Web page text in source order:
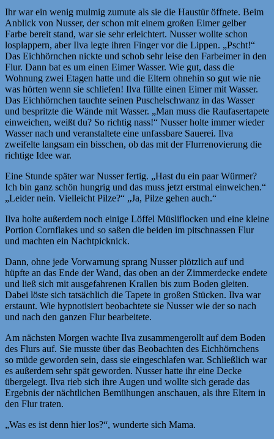
Ihr war ein wenig mulmig zumute als sie die Haustür öffnete. Beim
Anblick von Nusser, der schon mit einem großen Eimer gelber
Farbe bereit stand, war sie sehr erleichtert. Nusser wollte schon
losplappern, aber Ilva legte ihren Finger vor die Lippen. „Pscht!“
Das Eichhörnchen nickte und schob sehr leise den Farbeimer in den
Flur. Dann bat es um einen Eimer Wasser. Wie gut, dass die
Wohnung zwei Etagen hatte und die Eltern ohnehin so gut wie nie
was hörten wenn sie schliefen! Ilva füllte einen Eimer mit Wasser.
Das Eichhörnchen tauchte seinen Puschelschwanz in das Wasser
und bespritzte die Wände mit Wasser. „Man muss die Raufasertapete
einweichen, weißt du? So richtig nass!“ Nusser holte immer wieder
Wasser nach und veranstaltete eine unfassbare Sauerei. Ilva
zweifelte langsam ein bisschen, ob das mit der Flurrenovierung die
richtige Idee war.
Eine Stunde später war Nusser fertig. „Hast du ein paar Würmer?
Ich bin ganz schön hungrig und das muss jetzt erstmal einweichen.“
„Leider nein. Vielleicht Pilze?“ „Ja, Pilze gehen auch.“
Ilva holte außerdem noch einige Löffel Müsliflocken und eine kleine
Portion Cornflakes und so saßen die beiden im pitschnassen Flur
und machten ein Nachtpicknick.
Dann, ohne jede Vorwarnung sprang Nusser plötzlich auf und
hüpfte an das Ende der Wand, das oben an der Zimmerdecke endete
und ließ sich mit ausgefahrenen Krallen bis zum Boden gleiten.
Dabei löste sich tatsächlich die Tapete in großen Stücken. Ilva war
erstaunt. Wie hypnotisiert beobachtete sie Nusser wie der so nach
und nach den ganzen Flur bearbeitete.
Am nächsten Morgen wachte Ilva zusammengerollt auf dem Boden
des Flurs auf. Sie musste über das Beobachten des Eichhörnchens
so müde geworden sein, dass sie eingeschlafen war. Schließlich war
es außerdem sehr spät geworden. Nusser hatte ihr eine Decke
übergelegt. Ilva rieb sich ihre Augen und wollte sich gerade das
Ergebnis der nächtlichen Bemühungen anschauen, als ihre Eltern in
den Flur traten.
„Was es ist denn hier los?“, wunderte sich Mama.